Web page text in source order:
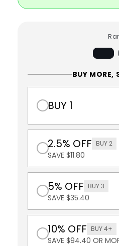
BUY MORE,
BUY 1
2.5% OFF BUY 2
SAVE $11.80
5% OFF BUY 3
SAVE $35.40
10% OFF BUY 4+
SAVE $94.40 OR